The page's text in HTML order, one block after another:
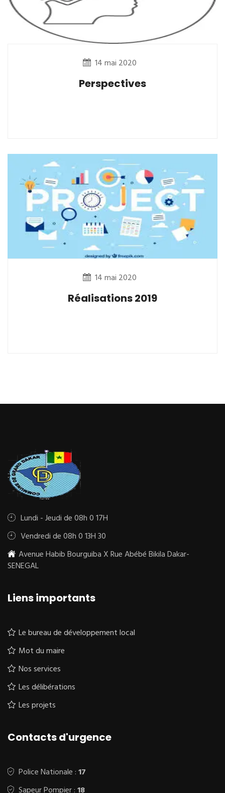
14 mai 2020
Perspectives
14 mai 2020
Réalisations 2019
Lundi - Jeudi de 08h 0 17H
Vendredi de 08h 0 13H 30
Avenue Habib Bourguiba X Rue Abébé Bikila Dakar-
SENEGAL
Liens importants
Le bureau de développement local
Mot du maire
Nos services
Les délibérations
Les projets
Contacts d'urgence
Police Nationale :17
Sapeur Pompier :18